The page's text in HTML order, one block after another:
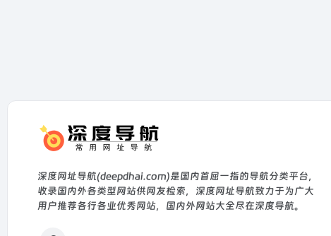
深度网址导航(deepdhai.com)是国内首屈一指的导航分类平台，
收录国内外各类型网站供网友检索，深度网址导航致力于为广大
用户推荐各行各业优秀网站，国内外网站大全尽在深度导航。